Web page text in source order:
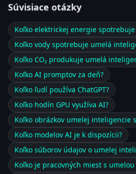
Súvisiace otázky
Koľko elektrickej energie
Koľko vody spotrebuje umelá
Koľko CO₂ produkuje umelá
Koľko AI promptov za deň?
Koľko ľudí používa ChatGPT?
Koľko hodín GPU využíva AI?
Koľko obrázkov umelej inteligencie
Koľko modelov AI je k dispozícii?
Koľko súborov údajov o umelej
Koľko je pracovných miest s